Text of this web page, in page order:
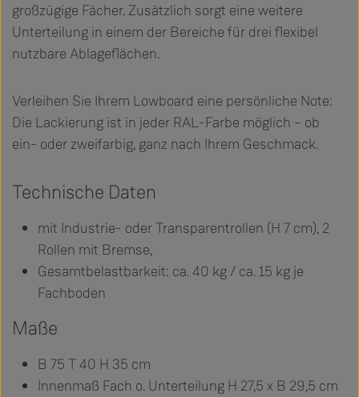
großzügige Fächer. Zusätzlich sorgt eine weitere
Unterteilung in einem der Bereiche für drei flexibel
nutzbare Ablageflächen.
Verleihen Sie Ihrem Lowboard eine persönliche Note:
Die Lackierung ist in jeder RAL-Farbe möglich – ob
ein- oder zweifarbig, ganz nach Ihrem Geschmack.
Technische Daten
mit Industrie- oder Transparentrollen (H 7 cm), 2
Rollen mit Bremse,
Gesamtbelastbarkeit: ca. 40 kg / ca. 15 kg je
Fachboden
Maße
B 75 T 40 H 35 cm
Innenmaß Fach o. Unterteilung H 27,5 x B 29,5 cm